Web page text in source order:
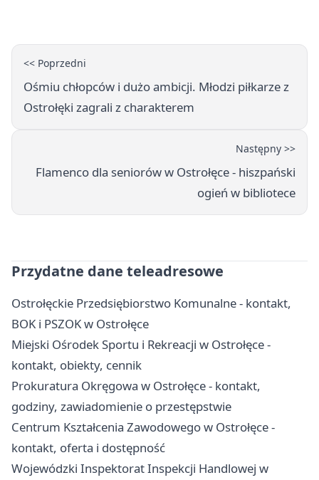
<< Poprzedni
Ośmiu chłopców i dużo ambicji. Młodzi piłkarze z
Ostrołęki zagrali z charakterem
Następny >>
Flamenco dla seniorów w Ostrołęce - hiszpański
ogień w bibliotece
Przydatne dane teleadresowe
Ostrołęckie Przedsiębiorstwo Komunalne - kontakt,
BOK i PSZOK w Ostrołęce
Miejski Ośrodek Sportu i Rekreacji w Ostrołęce -
kontakt, obiekty, cennik
Prokuratura Okręgowa w Ostrołęce - kontakt,
godziny, zawiadomienie o przestępstwie
Centrum Kształcenia Zawodowego w Ostrołęce -
kontakt, oferta i dostępność
Wojewódzki Inspektorat Inspekcji Handlowej w